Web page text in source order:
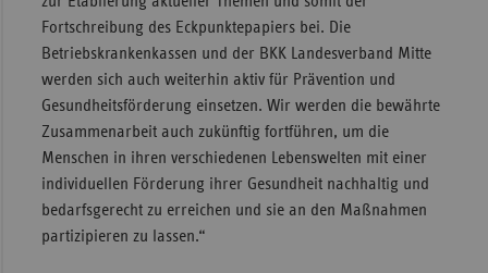
Fortschreibung des Eckpunktepapiers bei. Die
Betriebskrankenkassen und der BKK Landesverband Mitte
werden sich auch weiterhin aktiv für Prävention und
Gesundheitsförderung einsetzen. Wir werden die bewährte
Zusammenarbeit auch zukünftig fortführen, um die
Menschen in ihren verschiedenen Lebenswelten mit einer
individuellen Förderung ihrer Gesundheit nachhaltig und
bedarfsgerecht zu erreichen und sie an den Maßnahmen
partizipieren zu lassen.“